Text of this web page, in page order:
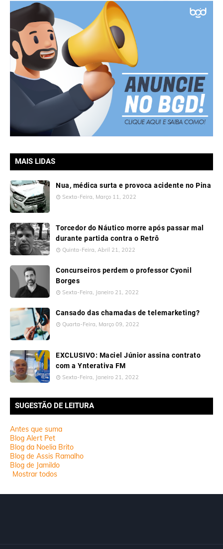
MAIS LIDAS
Nua, médica surta e provoca acidente no Pina
Sexta-Feira, Março 11, 2022
Torcedor do Náutico morre após passar mal
durante partida contra o Retrô
Quinta-Feira, Abril 21, 2022
Concurseiros perdem o professor Cyonil
Borges
Sexta-Feira, Janeiro 21, 2022
Cansado das chamadas de telemarketing?
Quarta-Feira, Março 09, 2022
EXCLUSIVO: Maciel Júnior assina contrato
com a Ynterativa FM
Sexta-Feira, Janeiro 21, 2022
SUGESTÃO DE LEITURA
Antes que suma
Blog Alert Pet
Blog da Noelia Brito
Blog de Assis Ramalho
Blog de Jamildo
Mostrar todos